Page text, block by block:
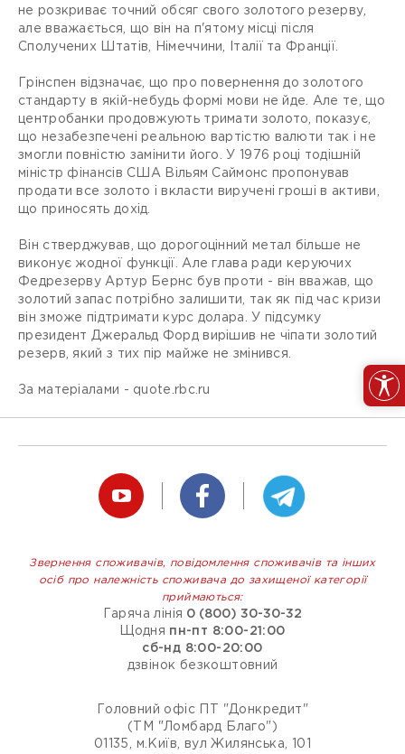
не розкриває точний обсяг свого золотого резерву,
але вважається, що він на п'ятому місці після
Сполучених Штатів, Німеччини, Італії та Франції.
Грінспен відзначає, що про повернення до золотого
стандарту в якій-небудь формі мови не йде. Але те, що
центробанки продовжують тримати золото, показує,
що незабезпечені реальною вартістю валюти так і не
змогли повністю замінити його. У 1976 році тодішній
міністр фінансів США Вільям Саймонс пропонував
продати все золото і вкласти виручені гроші в активи,
що приносять дохід.
Він стверджував, що дорогоцінний метал більше не
виконує жодної функції. Але глава ради керуючих
Федрезерву Артур Бернс був проти - він вважав, що
золотий запас потрібно залишити, так як під час кризи
він зможе підтримати курс долара. У підсумку
президент Джеральд Форд вирішив не чіпати золотий
резерв, який з тих пір майже не змінився.
За матеріалами - quote.rbc.ru
Звернення споживачів, повідомлення споживачів та інших
осіб про належність споживача до захищеної категорії
приймаються:
Гаряча лінія 0 (800) 30-30-32
Щодня
пн-пт 8:00-21:00
сб-нд 8:00-20:00
дзвінок безкоштовний
Головний офіс ПТ "Донкредит"
(ТМ "Ломбард Благо")
01135, м.Київ, вул Жилянська, 101